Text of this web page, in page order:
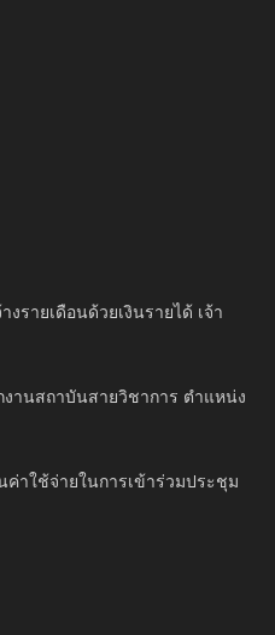
รายเดือนด้วยเงินรายได้ เจ้า
านสถาบันสายวิชาการ ตําแหน่ง
าใช้จ่ายในการเข้าร่วมประชุม